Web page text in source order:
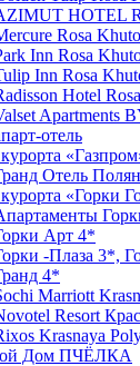
HOTEL
Rosa
Inn Rosa
Inn Rosa
Hotel
Apartments
отель
Отель
«Горки
Арт 4*
-Плаза 3*,
4*
Marriott
Resort
Krasnaya
Дом ПЧЁЛКА